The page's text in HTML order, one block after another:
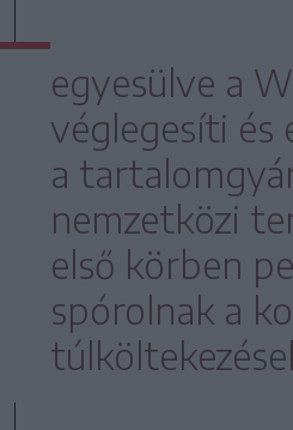
egyesülve a
véglegesíti és
a
nemzetközi
első körben
spórolnak a